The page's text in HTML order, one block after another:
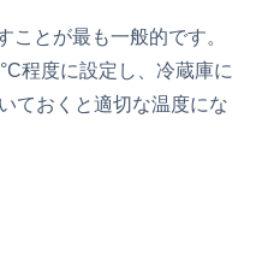
ことが最も一般的です。
程度に設定し、冷蔵庫に
ておくと適切な温度にな